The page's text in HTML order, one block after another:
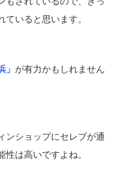
いると思います。
が有力かもしれません
ンショップにセレブが通
は高いですよね。